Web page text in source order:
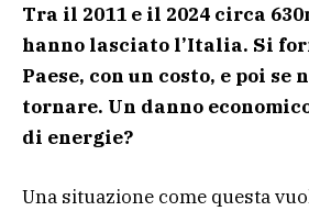
Tra il 2011 e il 2024 circa
hanno lasciato l’Italia. Si
Paese, con un costo, e poi se
tornare. Un danno
di energie?
Una situazione come questa